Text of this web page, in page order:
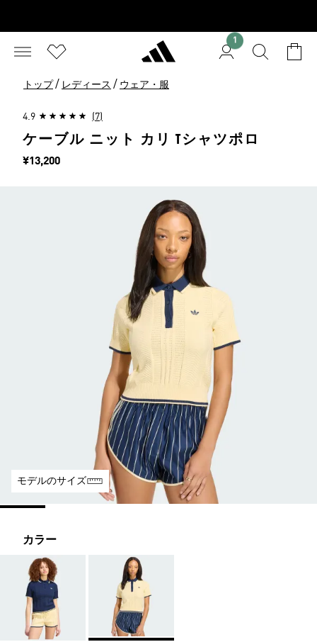
1
トップ / レディース / ウェア・服
4.9 (7)
ケーブル ニット カリ Tシャツポロ
価格
¥13,200
モデルのサイズ
カラー